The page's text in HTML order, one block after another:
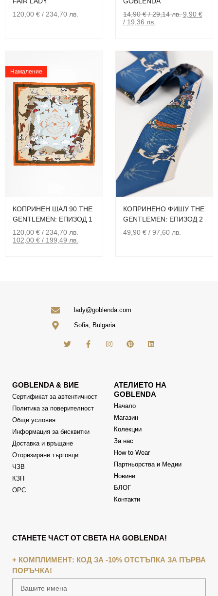
120,00 € / 234,70 лв.
14,90€/ 29,14 лв.9,90 €
/ 19,36 лв.
Намаление
КОПРИНЕН ШАЛ 90 THE
GENTLEMEN: ЕПИЗОД 1
120,00€/ 234,70 лв.
102,00 € / 199,49 лв.
КОПРИНЕНО ФИШУ THE
GENTLEMEN: ЕПИЗОД 2
49,90 €/ 97,60 лв.
lady@goblenda.com
Sofia, Bulgaria
GOBLENDA & ВИЕ
Сертификат за автентичност
Политика за поверителност
Общи условия
Информация за бисквитки
Доставка и връщане
Оторизирани търговци
ЧЗВ
КЗП
ОРС
АТЕЛИЕТО НА
GOBLENDA
Начало
Магазин
Колекции
За нас
How to Wear
Партньорства и Медии
Новини
БЛОГ
Контакти
СТАНЕТЕ ЧАСТ ОТ СВЕТА НА GOBLENDA!
+ КОМПЛИМЕНТ: КОД ЗА -10% ОТСТЪПКА ЗА ПЪРВА
ПОРЪЧКА!